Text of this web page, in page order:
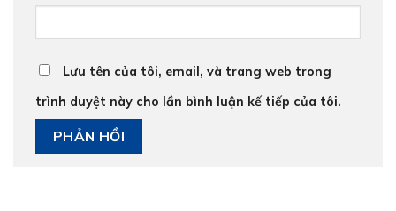
Lưu tên của tôi, email, và trang web trong
trình duyệt này cho lần bình luận kế tiếp của tôi.